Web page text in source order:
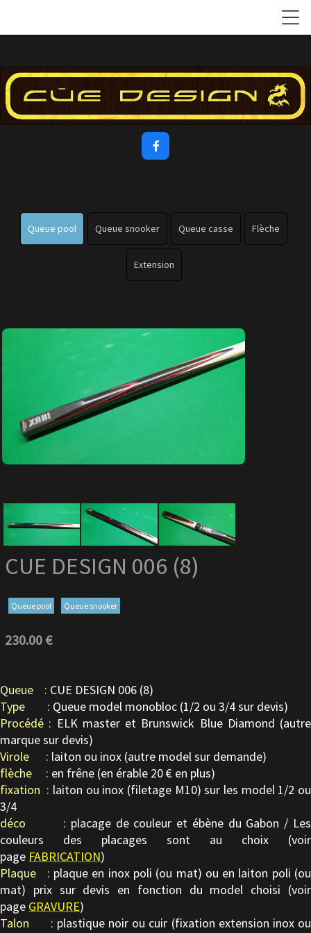

Queue pool Queue snooker Queue casse Flèche
Extension
CUE DESIGN 006 (8)
Queue pool Queue snooker
230.00 €
Queue : CUE DESIGN 006 (8)
Type : Queue model monobloc (1/2 ou 3/4 sur devis)
Procédé : ELK master et Brunswick Blue Diamond (autre
marque sur devis)
Virole : laiton ou inox (autre model sur demande)
flèche : en frêne (en érable 20 € en plus)
fixation : laiton ou inox (filetage M10) sur les model 1/2 ou
3/4
déco : placage de couleur et ébène du Gabon / Les
couleurs des placages sont au choix (voir
page FABRICATION)
Plaque : plaque en inox poli (ou mat) ou en laiton poli (ou
mat) prix sur devis en fonction du model choisi (voir
page GRAVURE)
Talon : plastique noir ou cuir (fixation extension inox ou